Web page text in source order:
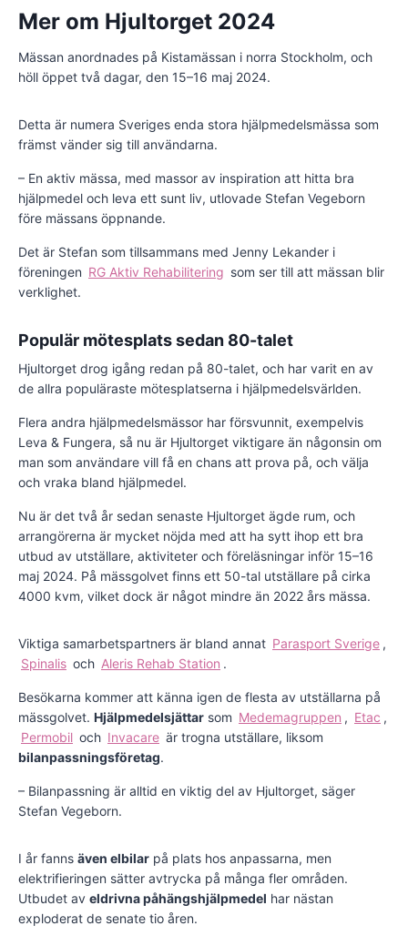
Mer om Hjultorget 2024
Mässan anordnades på Kistamässan i norra Stockholm, och
höll öppet två dagar, den 15–16 maj 2024.
Detta är numera Sveriges enda stora hjälpmedelsmässa som
främst vänder sig till användarna.
– En aktiv mässa, med massor av inspiration att hitta bra
hjälpmedel och leva ett sunt liv, utlovade Stefan Vegeborn
före mässans öppnande.
Det är Stefan som tillsammans med Jenny Lekander i
föreningen RG Aktiv Rehabilitering som ser till att mässan blir
verklighet.
Populär mötesplats sedan 80-talet
Hjultorget drog igång redan på 80-talet, och har varit en av
de allra populäraste mötesplatserna i hjälpmedelsvärlden.
Flera andra hjälpmedelsmässor har försvunnit, exempelvis
Leva & Fungera, så nu är Hjultorget viktigare än någonsin om
man som användare vill få en chans att prova på, och välja
och vraka bland hjälpmedel.
Nu är det två år sedan senaste Hjultorget ägde rum, och
arrangörerna är mycket nöjda med att ha sytt ihop ett bra
utbud av utställare, aktiviteter och föreläsningar inför 15–16
maj 2024. På mässgolvet finns ett 50-tal utställare på cirka
4000 kvm, vilket dock är något mindre än 2022 års mässa.
Viktiga samarbetspartners är bland annat Parasport Sverige ,
Spinalis och Aleris Rehab Station .
Besökarna kommer att känna igen de flesta av utställarna på
mässgolvet. Hjälpmedelsjättar som Medemagruppen , Etac ,
Permobil och Invacare är trogna utställare, liksom
bilanpassningsföretag.
– Bilanpassning är alltid en viktig del av Hjultorget, säger
Stefan Vegeborn.
I år fanns även elbilar på plats hos anpassarna, men
elektrifieringen sätter avtrycka på många fler områden.
Utbudet av eldrivna påhängshjälpmedel har nästan
exploderat de senate tio åren.